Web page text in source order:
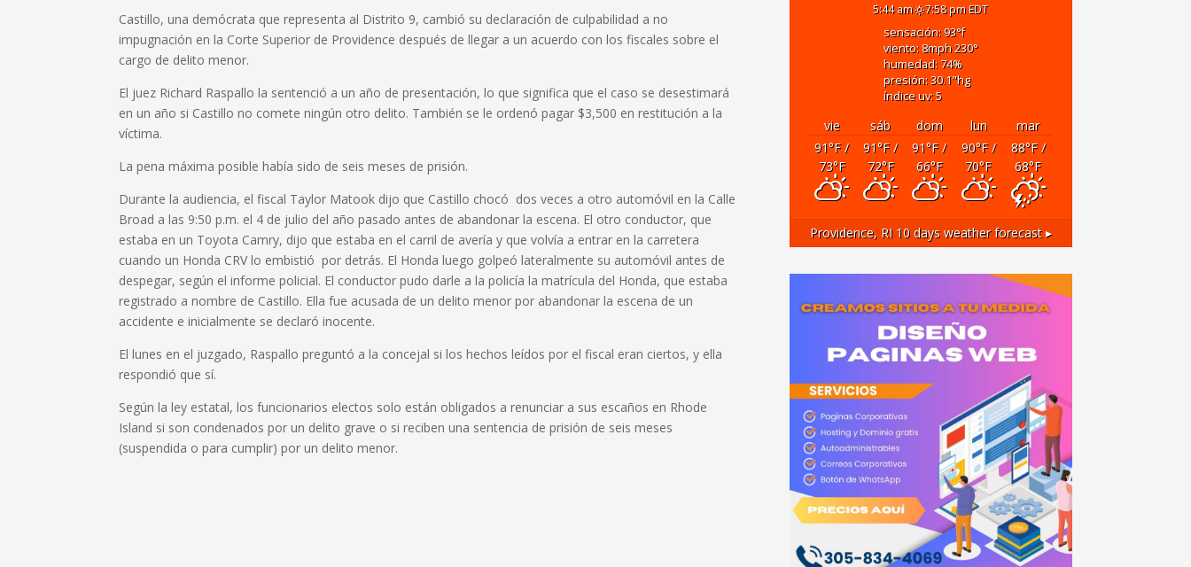
Castillo, una demócrata que representa al Distrito 9, cambió su declaración de culpabilidad a no
impugnación en la Corte Superior de Providence después de llegar a un acuerdo con los fiscales sobre el
cargo de delito menor.
El juez Richard Raspallo la sentenció a un año de presentación, lo que significa que el caso se desestimará
en un año si Castillo no comete ningún otro delito. También se le ordenó pagar $3,500 en restitución a la
víctima.
La pena máxima posible había sido de seis meses de prisión.
Durante la audiencia, el fiscal Taylor Matook dijo que Castillo chocó dos veces a otro automóvil en la Calle
Broad a las 9:50 p.m. el 4 de julio del año pasado antes de abandonar la escena. El otro conductor, que
estaba en un Toyota Camry, dijo que estaba en el carril de avería y que volvía a entrar en la carretera
cuando un Honda CRV lo embistió por detrás. El Honda luego golpeó lateralmente su automóvil antes de
despegar, según el informe policial. El conductor pudo darle a la policía la matrícula del Honda, que estaba
registrado a nombre de Castillo. Ella fue acusada de un delito menor por abandonar la escena de un
accidente e inicialmente se declaró inocente.
El lunes en el juzgado, Raspallo preguntó a la concejal si los hechos leídos por el fiscal eran ciertos, y ella
respondió que sí.
Según la ley estatal, los funcionarios electos solo están obligados a renunciar a sus escaños en Rhode
Island si son condenados por un delito grave o si reciben una sentencia de prisión de seis meses
(suspendida o para cumplir) por un delito menor.
5:44 am 7:58 pm EDT
sensación: 93°f
viento: 8mph230°
humedad: 74%
presión: 30.1"hg
índice uv: 5
vie sáb dom lun
mar
91°F/
73°F
91°F/
72°F
91°F/
66°F
90°F/
70°F
88°F/
68°F
Providence, RI10 days weather forecast ▸